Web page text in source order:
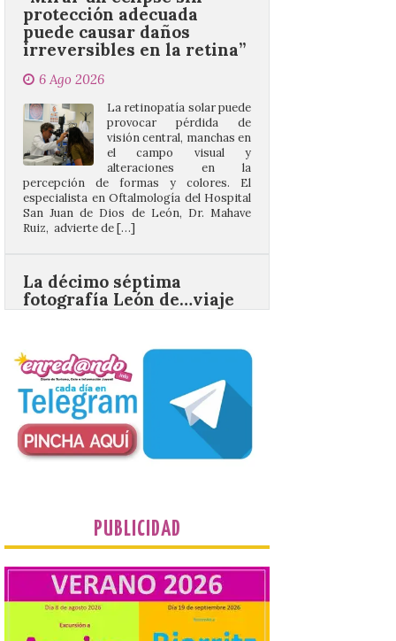
6 Ago 2026
La retinopatía solar puede
el campo visual y
alteraciones en la
percepción de formas y colores. El
especialista en Oftalmología del Hospital
San Juan de Dios de León, Dr. Mahave
Ruiz, advierte de […]
La décimo séptima
carretera CL 626 con
motivo de la marcha en
defensa de FEVE
Nueva edición de León
de…viaje. Una iniciativa
organizado por la sección
juvenil de la Asociación
Enróllate, la Asociación
Conceyu País Llionés y el Diario de
Turismo, Ocio e Información para
Camarzius fest: frente al
macroevento, un festival
cultural transformador
que apuesta por el legado.
6 Ago 2026
PUBLICIDAD